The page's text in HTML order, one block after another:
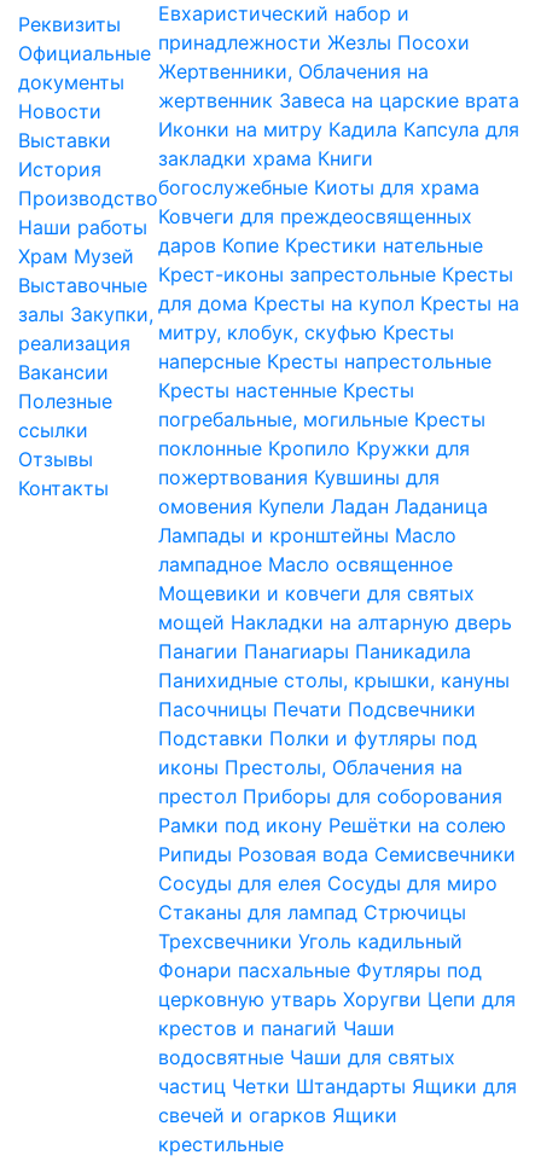
Реквизиты
Официальные
документы
Новости
Выставки
История
Производство
Наши работы
Храм Музей
Выставочные
залы Закупки,
реализация
Вакансии
Полезные
ссылки
Отзывы
Контакты
Евхаристический набор и
принадлежности Жезлы Посохи
Жертвенники, Облачения на
жертвенник Завеса на царские врата
Иконки на митру Кадила Капсула для
закладки храма Книги
богослужебные Киоты для храма
Ковчеги для преждеосвященных
даров Копие Крестики нательные
Крест-иконы запрестольные Кресты
для дома Кресты на купол Кресты на
митру, клобук, скуфью Кресты
наперсные Кресты напрестольные
Кресты настенные Кресты
погребальные, могильные Кресты
поклонные Кропило Кружки для
пожертвования Кувшины для
омовения Купели Ладан Ладаница
Лампады и кронштейны Масло
лампадное Масло освященное
Мощевики и ковчеги для святых
мощей Накладки на алтарную дверь
Панагии Панагиары Паникадила
Панихидные столы, крышки, кануны
Пасочницы Печати Подсвечники
Подставки Полки и футляры под
иконы Престолы, Облачения на
престол Приборы для соборования
Рамки под икону Решётки на солею
Рипиды Розовая вода Семисвечники
Сосуды для елея Сосуды для миро
Стаканы для лампад Стрючицы
Трехсвечники Уголь кадильный
Фонари пасхальные Футляры под
церковную утварь Хоругви Цепи для
крестов и панагий Чаши
водосвятные Чаши для святых
частиц Четки Штандарты Ящики для
свечей и огарков Ящики
крестильные